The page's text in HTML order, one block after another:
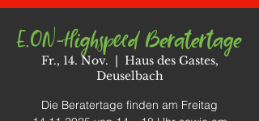
E.ON-Highspeed Beratertage
Fr., 14. Nov.
  |
Haus des Gastes,
Deuselbach
Die Beratertage finden am Freitag